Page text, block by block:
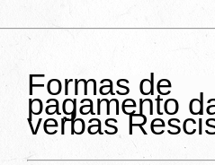
Formas de
pagamento
verbas